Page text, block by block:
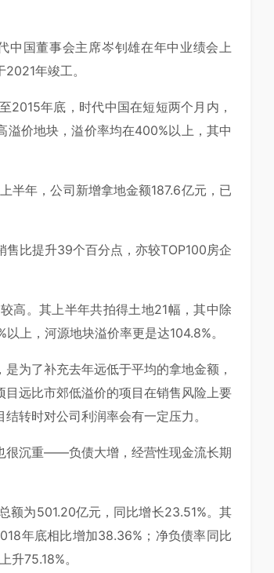
中国董事会主席岑钊雄在年中业绩会上
年竣工。
2015年底，时代中国在短短两个月内，
价地块，溢价率均在400%以上，其中
半年，公司新增拿地金额187.6亿元，已
比提升39个百分点，亦较TOP100房企
高。其上半年共拍得土地21幅，其中除
上，河源地块溢价率更是达104.8%。
为了补充去年远低于平均的拿地金额，
远比市郊低溢价的项目在销售风险上要
转时对公司利润率会有一定压力。
很沉重——负债大增，经营性现金流长期
额为501.20亿元，同比增长23.51%。其
年底相比增加38.36%；净负债率同比
75.18%。